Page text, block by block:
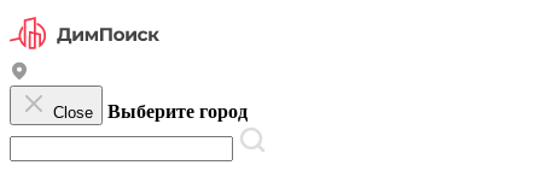
Close Выберите город